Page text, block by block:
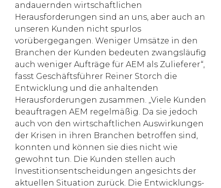
andauernden wirtschaftlichen
Herausforderungen sind an uns, aber auch an
unseren Kunden nicht spurlos
vorübergegangen. Weniger Umsätze in den
Branchen der Kunden bedeuten zwangsläufig
auch weniger Aufträge für AEM als Zulieferer“,
fasst Geschäftsführer Reiner Storch die
Entwicklung und die anhaltenden
Herausforderungen zusammen. „Viele Kunden
beauftragen AEM regelmäßig. Da sie jedoch
auch von den wirtschaftlichen Auswirkungen
der Krisen in ihren Branchen betroffen sind,
konnten und können sie dies nicht wie
gewohnt tun. Die Kunden stellen auch
Investitionsentscheidungen angesichts der
aktuellen Situation zurück. Die Entwicklungs-